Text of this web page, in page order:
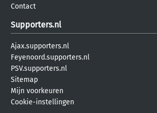
Contact
Supporters.nl
Ajax.supporters.nl
Feyenoord.supporters.nl
PSV.supporters.nl
Sitemap
Mijn voorkeuren
Cookie-instellingen